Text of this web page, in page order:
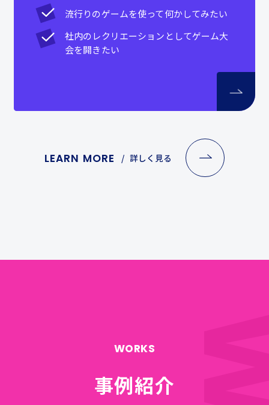
流行りのゲームを使って何かしてみたい
社内のレクリエーションとしてゲーム大
会を開きたい
LEARN MORE 詳しく見る
WORKS
事例紹介